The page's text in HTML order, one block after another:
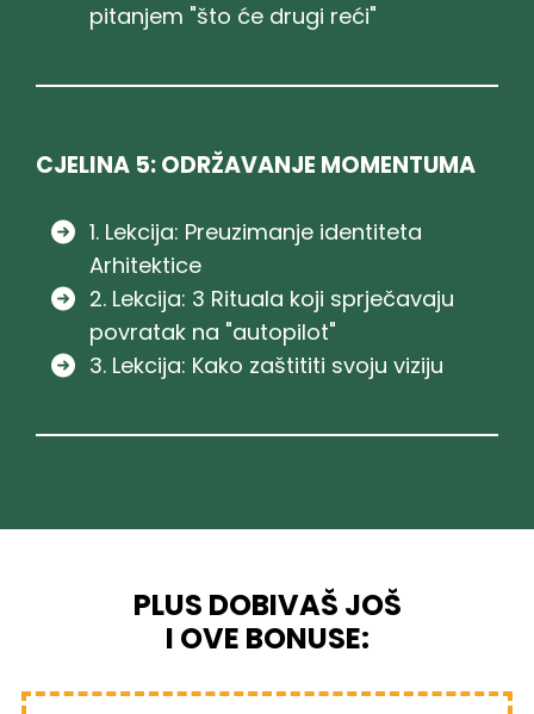
pitanjem "što će drugi reći"
CJELINA 5: ODRŽAVANJE MOMENTUMA
1. Lekcija: Preuzimanje identiteta
Arhitektice
2. Lekcija: 3 Rituala koji sprječavaju
povratak na "autopilot"
3. Lekcija: Kako zaštititi svoju viziju
PLUS DOBIVAŠ JOŠ
I OVE BONUSE: